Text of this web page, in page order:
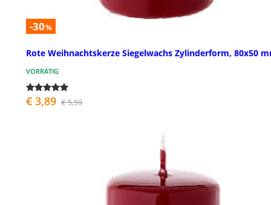
-30%
Rote Weihnachtskerze Siegelwachs Zylinderform, 80x50
VORRÄTIG
€ 3,89 € 5,59